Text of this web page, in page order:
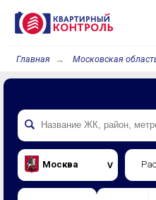
Главная Московская
Москва